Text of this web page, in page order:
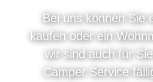
Bei uns können Sie
kaufen oder ein
wir sind auch für
Camper Service